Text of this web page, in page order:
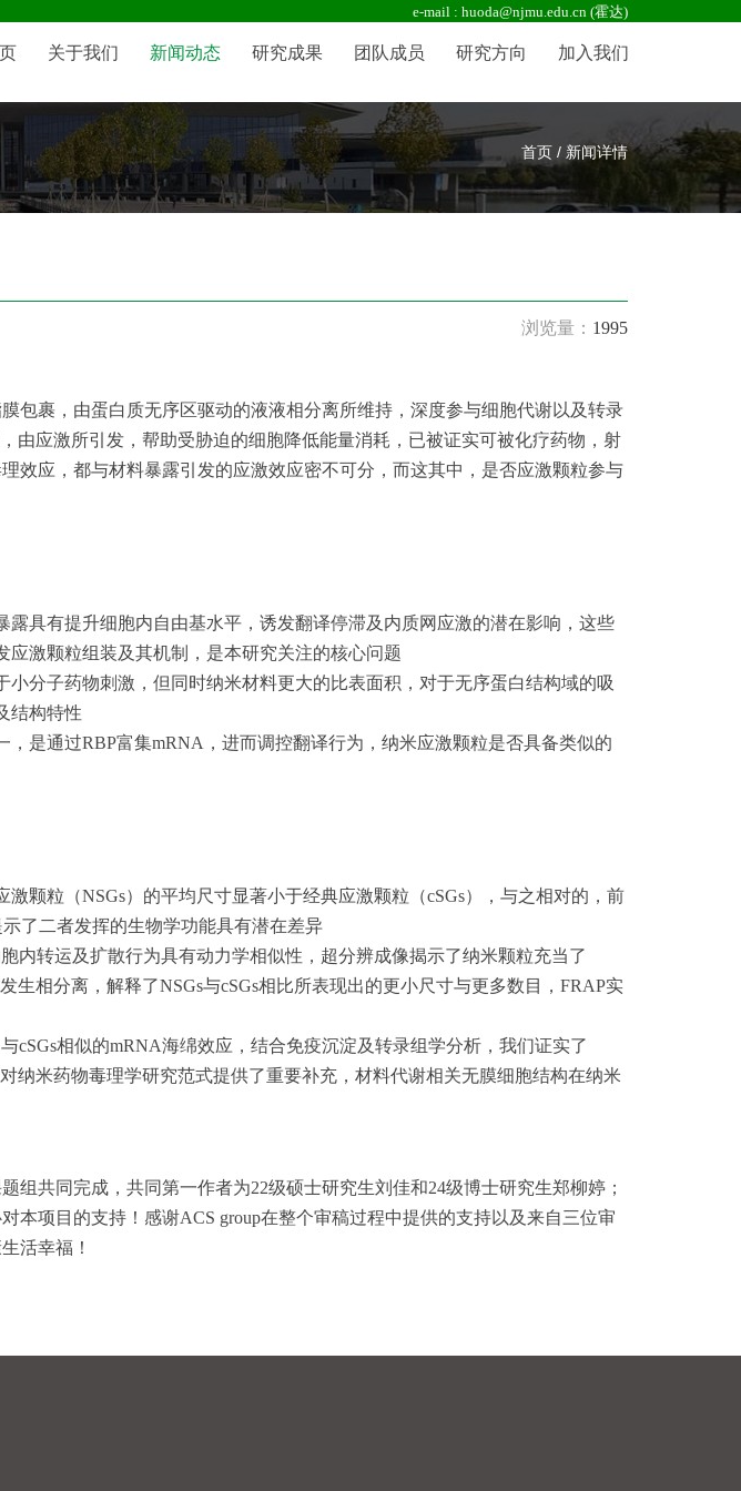
e-mail : huoda@njmu.edu.cn (霍达)
关于我们 新闻动态 研究成果 团队成员 研究方向 加入我们
首页 / 新闻详情
浏览量： 1995
包裹，由蛋白质无序区驱动的液液相分离所维持，深度参与细胞代谢以及转录
由应激所引发，帮助受胁迫的细胞降低能量消耗，已被证实可被化疗药物，射
效应，都与材料暴露引发的应激效应密不可分，而这其中，是否应激颗粒参与
露具有提升细胞内自由基水平，诱发翻译停滞及内质网应激的潜在影响，这些
激颗粒组装及其机制，是本研究关注的核心问题
分子药物刺激，但同时纳米材料更大的比表面积，对于无序蛋白结构域的吸
结构特性
，是通过RBP富集mRNA，进而调控翻译行为，纳米应激颗粒是否具备类似的
激颗粒（NSGs）的平均尺寸显著小于经典应激颗粒（cSGs），与之相对的，前
了二者发挥的生物学功能具有潜在差异
内转运及扩散行为具有动力学相似性，超分辨成像揭示了纳米颗粒充当了
相分离，解释了NSGs与cSGs相比所表现出的更小尺寸与更多数目，FRAP实
cSGs相似的mRNA海绵效应，结合免疫沉淀及转录组学分析，我们证实了
纳米药物毒理学研究范式提供了重要补充，材料代谢相关无膜细胞结构在纳米
共同完成，共同第一作者为22级硕士研究生刘佳和24级博士研究生郑柳婷；
项目的支持！感谢ACS group在整个审稿过程中提供的支持以及来自三位审
活幸福！